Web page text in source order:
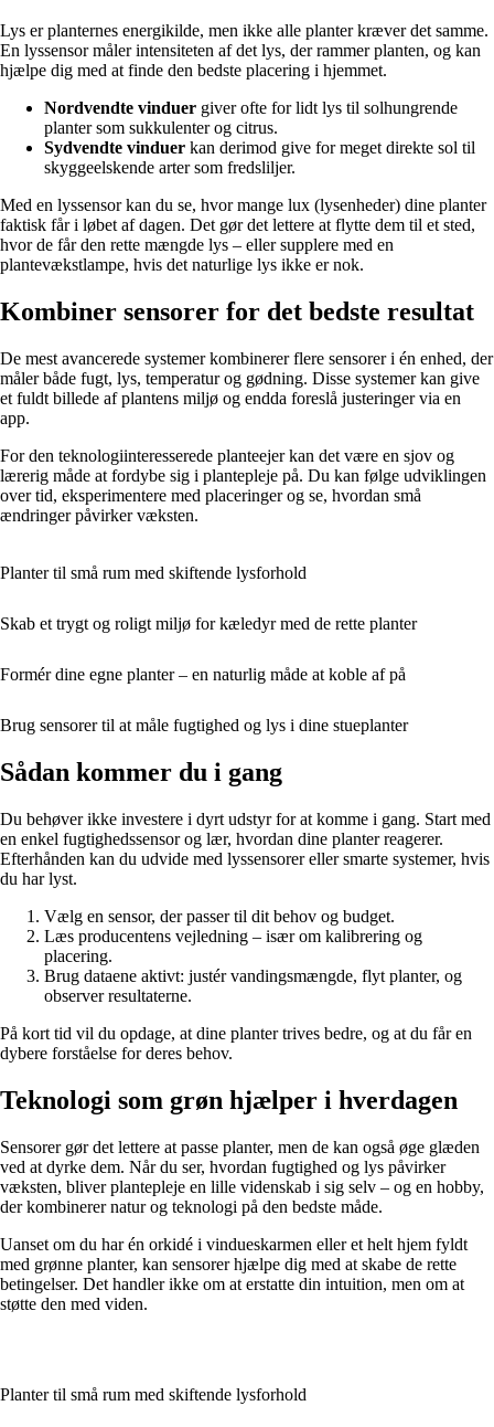
Lys er planternes energikilde, men ikke alle planter kræver det samme.
En lyssensor måler intensiteten af det lys, der rammer planten, og kan
hjælpe dig med at finde den bedste placering i hjemmet.
Nordvendte vinduer giver ofte for lidt lys til solhungrende
planter som sukkulenter og citrus.
Sydvendte vinduer kan derimod give for meget direkte sol til
skyggeelskende arter som fredsliljer.
Med en lyssensor kan du se, hvor mange lux (lysenheder) dine planter
faktisk får i løbet af dagen. Det gør det lettere at flytte dem til et sted,
hvor de får den rette mængde lys – eller supplere med en
plantevækstlampe, hvis det naturlige lys ikke er nok.
Kombiner sensorer for det bedste resultat
De mest avancerede systemer kombinerer flere sensorer i én enhed, der
måler både fugt, lys, temperatur og gødning. Disse systemer kan give
et fuldt billede af plantens miljø og endda foreslå justeringer via en
app.
For den teknologiinteresserede planteejer kan det være en sjov og
lærerig måde at fordybe sig i plantepleje på. Du kan følge udviklingen
over tid, eksperimentere med placeringer og se, hvordan små
ændringer påvirker væksten.
Planter til små rum med skiftende lysforhold
Skab et trygt og roligt miljø for kæledyr med de rette planter
Formér dine egne planter – en naturlig måde at koble af på
Brug sensorer til at måle fugtighed og lys i dine stueplanter
Sådan kommer du i gang
Du behøver ikke investere i dyrt udstyr for at komme i gang. Start med
en enkel fugtighedssensor og lær, hvordan dine planter reagerer.
Efterhånden kan du udvide med lyssensorer eller smarte systemer, hvis
du har lyst.
Vælg en sensor, der passer til dit behov og budget.
Læs producentens vejledning – især om kalibrering og
placering.
Brug dataene aktivt: justér vandingsmængde, flyt planter, og
observer resultaterne.
På kort tid vil du opdage, at dine planter trives bedre, og at du får en
dybere forståelse for deres behov.
Teknologi som grøn hjælper i hverdagen
Sensorer gør det lettere at passe planter, men de kan også øge glæden
ved at dyrke dem. Når du ser, hvordan fugtighed og lys påvirker
væksten, bliver plantepleje en lille videnskab i sig selv – og en hobby,
der kombinerer natur og teknologi på den bedste måde.
Uanset om du har én orkidé i vindueskarmen eller et helt hjem fyldt
med grønne planter, kan sensorer hjælpe dig med at skabe de rette
betingelser. Det handler ikke om at erstatte din intuition, men om at
støtte den med viden.
Planter til små rum med skiftende lysforhold